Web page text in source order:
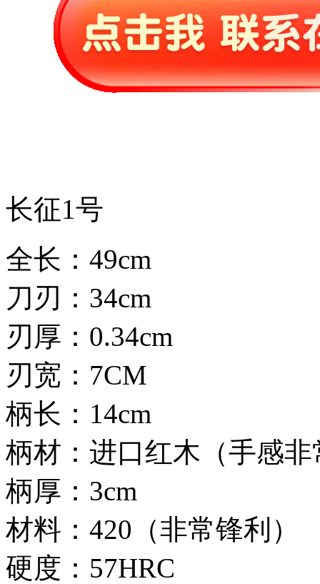
长征1号
全长：49cm
刀刃：34cm
刃厚：0.34cm
刃宽：7CM
柄长：14cm
柄材：进口红木（手感非
柄厚：3cm
材料：420（非常锋利）
硬度：57HRC